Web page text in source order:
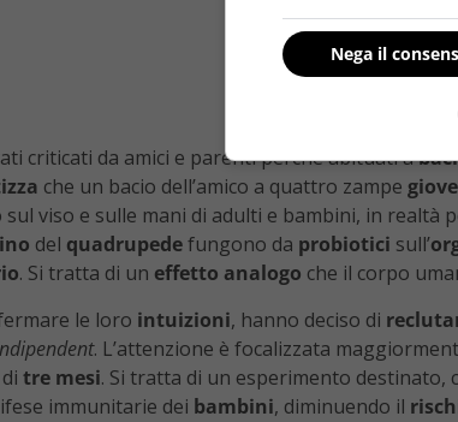
criticati da amici e parenti perché abituati a
che un bacio dell’amico a quattro zampe
sul viso e sulle mani di adulti e bambini, in realtà
del quadrupedefungono da probiotici sull’
. Si tratta di un effetto analogo che il corpo
le loro intuizioni, hanno deciso di
. L’attenzione è focalizzata
tre mesi. Si tratta di un esperimento destinato,
immunitarie dei bambini, diminuendo il
Nega il